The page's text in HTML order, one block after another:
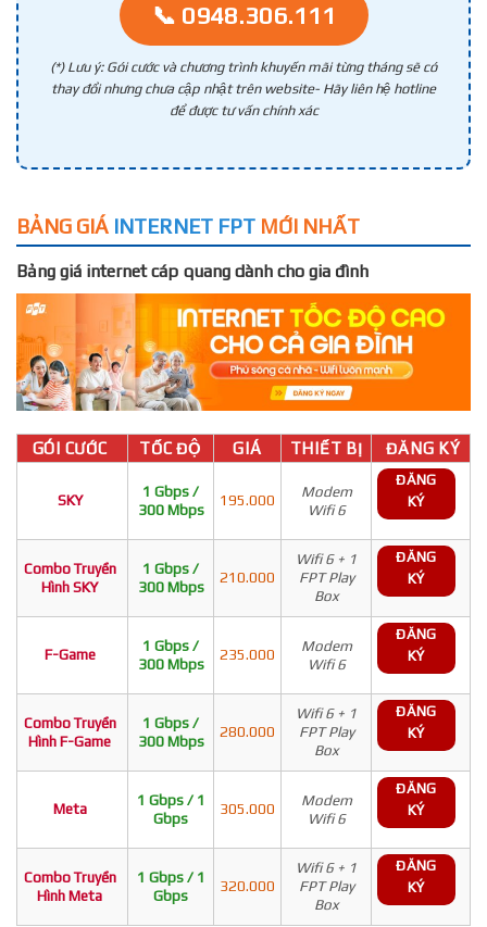
📞 0948.306.111
(*) Lưu ý: Gói cước và chương trình khuyến mãi từng tháng sẽ có
thay đổi nhưng chưa cập nhật trên website- Hãy liên hệ hotline
để được tư vấn chính xác
BẢNG GIÁ INTERNET FPT MỚI NHẤT
Bảng giá internet cáp quang dành cho gia đình
GÓI CƯỚC TỐC ĐỘ GIÁ THIẾT BỊ ĐĂNG KÝ
SKY
1 Gbps /
300 Mbps
195.000
Modem
Wifi 6
ĐĂNG
KÝ
Combo Truyền
Hình SKY
1 Gbps /
300 Mbps
210.000
Wifi 6 + 1
FPT Play
Box
ĐĂNG
KÝ
F-Game
1 Gbps /
300 Mbps
235.000
Modem
Wifi 6
ĐĂNG
KÝ
Combo Truyền
Hình F-Game
1 Gbps /
300 Mbps
280.000
Wifi 6 + 1
FPT Play
Box
ĐĂNG
KÝ
Meta
1 Gbps / 1
Gbps
305.000
Modem
Wifi 6
ĐĂNG
KÝ
Combo Truyền
Hình Meta
1 Gbps / 1
Gbps
320.000
Wifi 6 + 1
FPT Play
Box
ĐĂNG
KÝ